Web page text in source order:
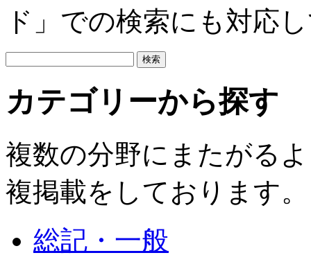
ド」での検索にも対応
カテゴリーから探す
複数の分野にまたがる
複掲載をしております。
総記・一般